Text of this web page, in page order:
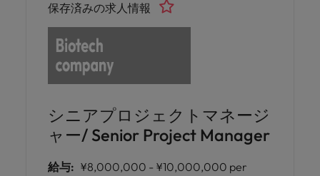
シニアプロジェクトマネージ
ャー/ Senior Project Manager
保存済みの求人情報
給与: ¥8,000,000 - ¥10,000,000 per